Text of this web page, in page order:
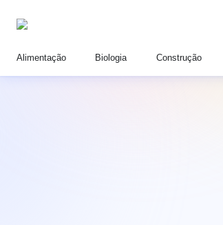
Alimentação Biologia Construção